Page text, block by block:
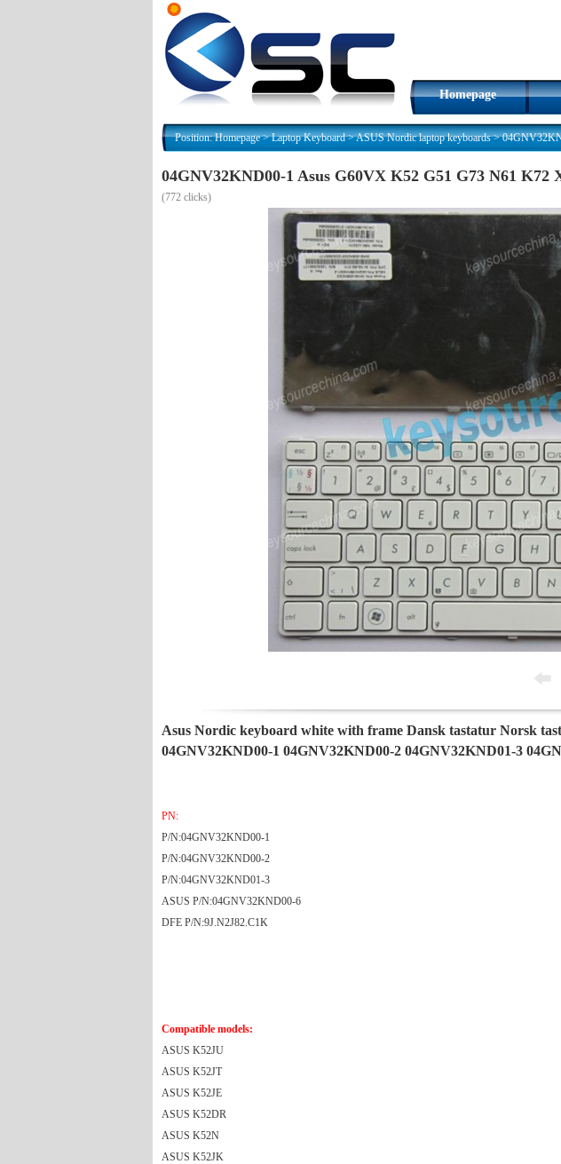
Homepage
Position:Homepage>Laptop Keyboard>ASUS Nordic laptop keyboards>
04GNV32KND00-1 Asus G60VX K52 G51 G73 N61 K72
(772 clicks)
Asus Nordic keyboard white with frame Dansk tastatur Norsk
04GNV32KND00-1 04GNV32KND00-2 04GNV32KND01-3
PN:
P/N:04GNV32KND00-1
P/N:04GNV32KND00-2
P/N:04GNV32KND01-3
ASUS P/N:04GNV32KND00-6
DFE P/N:9J.N2J82.C1K
Compatible models:
ASUS K52JU
ASUS K52JT
ASUS K52JE
ASUS K52DR
ASUS K52N
ASUS K52JK